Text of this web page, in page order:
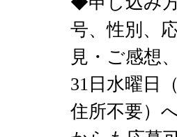
号、性別、
見・ご感想
31日水曜日
住所不要）